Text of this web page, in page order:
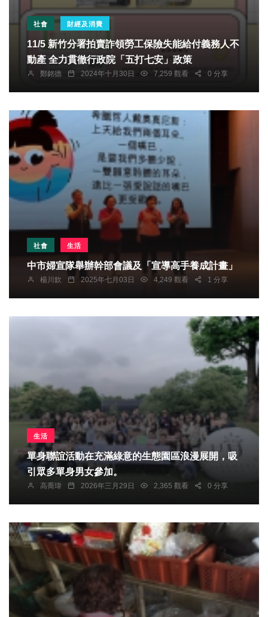
社會 財經及消費
11/5 新竹分署拍賣詐領勞工保險失能給付義務人不
動產 全力貫徹行政院「五打七安」政策
鄭銘德 2024年十月30日 7,259 觀看 0 分享
社會 生活
中市婦宣隊舉辦幹部會議及「宣導高手養成計畫」
楊川欽 2025年七月03日 4,249 觀看 1 分享
生活
​單身聯誼活動在充滿綠意的生態園區浪漫展開，吸
引眾多單身男女參加。
高喬瑋 2026年三月29日 2,365 觀看 0 分享